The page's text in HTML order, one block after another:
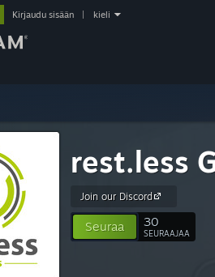
Kirjaudu sisään kieli
rest.less
Join our Discord
Seuraa 30
SEURAAJAA